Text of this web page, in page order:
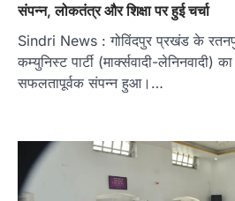
संपन्न, लोकतंत्र और शिक्षा पर हुई चर्चा
Sindri News : गोविंदपुर प्रखंड के रतनपुर
कम्युनिस्ट पार्टी (मार्क्सवादी-लेनिनवादी)
सफलतापूर्वक संपन्न हुआ।…